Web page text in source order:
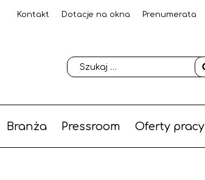
Kontakt Dotacje na okna Prenumerata
Branża Pressroom Oferty pracy